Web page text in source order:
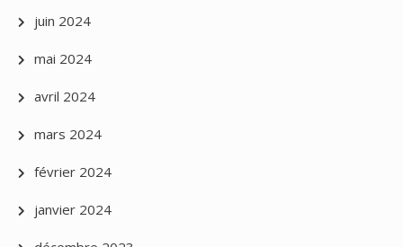
juin 2024
mai 2024
avril 2024
mars 2024
février 2024
janvier 2024